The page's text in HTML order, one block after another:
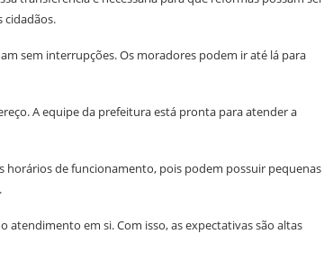
cidadãos.
sem interrupções. Os moradores podem ir até lá para
A equipe da prefeitura está pronta para atender a
de funcionamento, pois podem possuir pequenas
em si. Com isso, as expectativas são altas